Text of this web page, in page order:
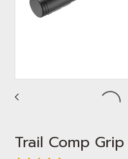
Trail Comp Grip